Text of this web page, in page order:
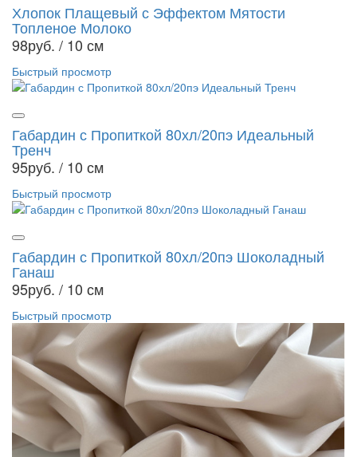
Хлопок Плащевый с Эффектом Мятости
Топленое Молоко
98руб. / 10 см
Быстрый просмотр
Габардин с Пропиткой 80хл/20пэ Идеальный
Тренч
95руб. / 10 см
Быстрый просмотр
Габардин с Пропиткой 80хл/20пэ Шоколадный
Ганаш
95руб. / 10 см
Быстрый просмотр